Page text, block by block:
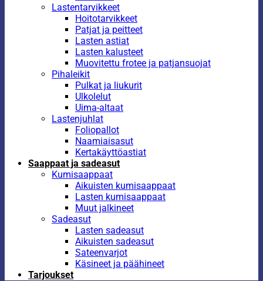
Lastentarvikkeet
Hoitotarvikkeet
Patjat ja peitteet
Lasten astiat
Lasten kalusteet
Muovitettu frotee ja patjansuojat
Pihaleikit
Pulkat ja liukurit
Ulkolelut
Uima-altaat
Lastenjuhlat
Foliopallot
Naamiaisasut
Kertakäyttöastiat
Saappaat ja sadeasut
Kumisaappaat
Aikuisten kumisaappaat
Lasten kumisaappaat
Muut jalkineet
Sadeasut
Lasten sadeasut
Aikuisten sadeasut
Sateenvarjot
Käsineet ja päähineet
Tarjoukset